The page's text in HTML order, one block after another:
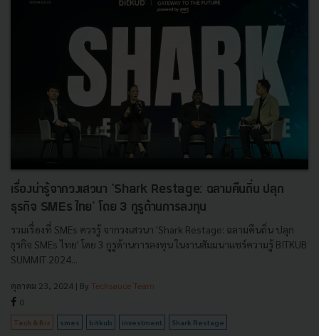
เรื่องน่ารู้จากวงเสวนา 'Shark Restage: ฉลามคืนถิ่น ปลุก
ธุรกิจ SMEs ไทย' โดย 3 กูรูด้านการลงทุน
รวมเรื่องที่ SMEs ควรรู้ จากวงเสวนา 'Shark Restage: ฉลามคืนถิ่น ปลุก
ธุรกิจ SMEs ไทย' โดย 3 กูรูด้านการลงทุน ในงานสัมมนาแชร์ความรู้ BITKUB
SUMMIT 2024...
ตุลาคม 23, 2024 | By Techsauce Team
0
Tech & Biz smes bitkub investment Shark Restage